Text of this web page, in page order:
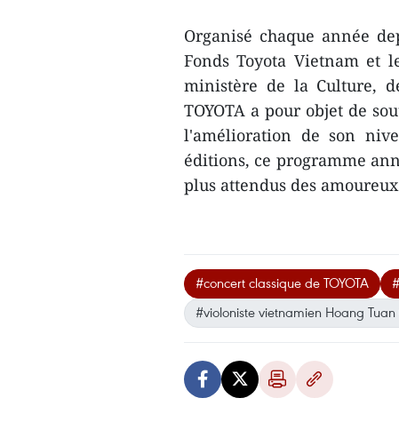
Organisé chaque année
Fonds Toyota Vietnam et
ministère de la Culture,
TOYOTA a pour objet de
l'amélioration de son
éditions, ce programme
plus attendus des
#concert classique de TOYOTA
#violoniste vietnamien Hoang